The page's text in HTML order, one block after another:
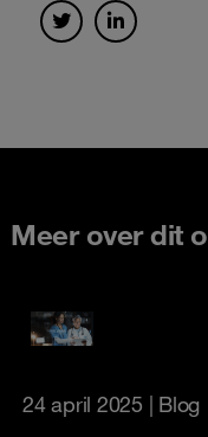
Meer over dit
24 april 2025 | Blog